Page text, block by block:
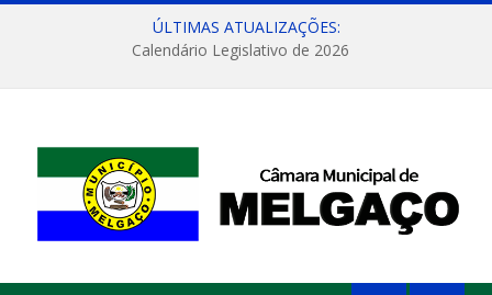
ÚLTIMAS ATUALIZAÇÕES:
Calendário Legislativo de 2026